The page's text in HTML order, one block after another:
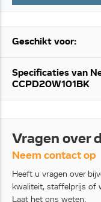
Geschikt voor:
Specificaties van
CCPD20W101BK
Vragen over
Neem contact op
Heeft u vragen over
kwaliteit, staffelprijs of
Laat het ons weten.